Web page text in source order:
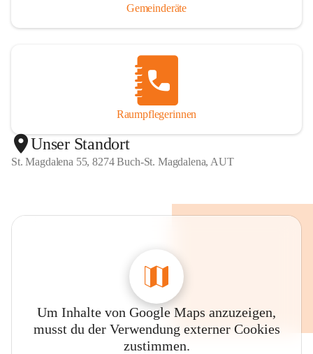
Gemeinderäte
Raumpflegerinnen
Unser Standort
St. Magdalena 55, 8274 Buch-St. Magdalena, AUT
Um Inhalte von Google Maps anzuzeigen,
musst du der Verwendung externer Cookies
zustimmen.